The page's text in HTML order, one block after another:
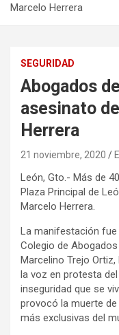
Marcelo Herrera
SEGURIDAD
Abogados
asesinato
Herrera
21 noviembre, 2020
León, Gto.- Más de
Plaza Principal de
Marcelo Herrera.
La manifestación
Colegio de
Marcelino Trejo
la voz en protesta
inseguridad que se
provocó la muerte
más exclusivas del